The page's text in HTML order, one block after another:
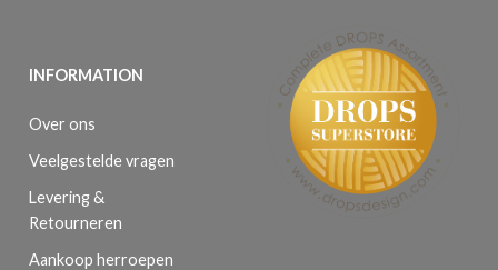
INFORMATION
Over ons
Veelgestelde vragen
Levering &
Retourneren
Aankoop herroepen